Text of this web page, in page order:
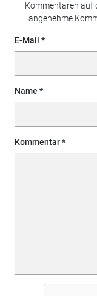
Kommentaren auf
angenehme
E-Mail
Name
Kommentar